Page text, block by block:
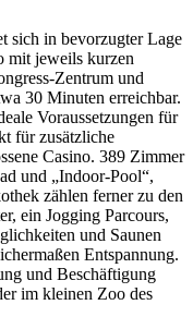
sich in bevorzugter Lage
mit jeweils kurzen
Zentrum und
30 Minuten erreichbar.
Voraussetzungen für
für zusätzliche
Casino. 389 Zimmer
und „Indoor-Pool“,
zählen ferner zu den
ein Jogging Parcours,
und Saunen
Entspannung.
und Beschäftigung
im kleinen Zoo des